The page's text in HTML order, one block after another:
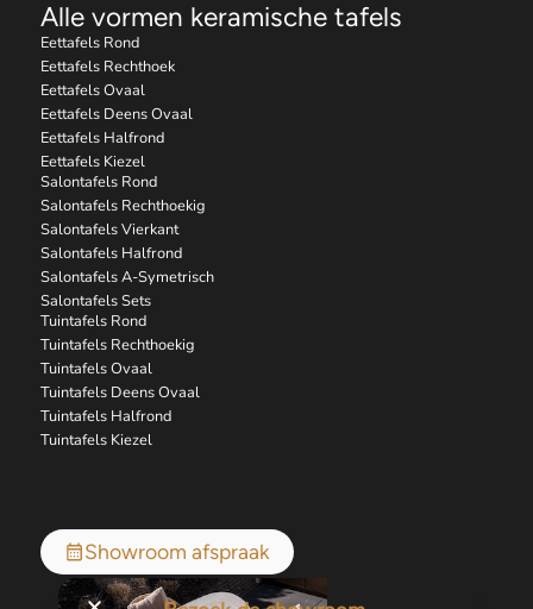
Alle vormen keramische tafels
Eettafels Rond
Eettafels Rechthoek
Eettafels Ovaal
Eettafels Deens Ovaal
Eettafels Halfrond
Eettafels Kiezel
Salontafels Rond
Salontafels Rechthoekig
Salontafels Vierkant
Salontafels Halfrond
Salontafels A-Symetrisch
Salontafels Sets
Tuintafels Rond
Tuintafels Rechthoekig
Tuintafels Ovaal
Tuintafels Deens Ovaal
Tuintafels Halfrond
Tuintafels Kiezel
Showroom afspraak